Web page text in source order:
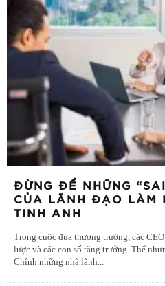
ĐỪNG ĐỂ NHỮNG
CỦA LÃNH ĐẠO LÀM
TINH ANH
Trong cuộc đua thương trường, các
lược và các con số tăng trưởng. Thế
Chính những nhà lãnh...